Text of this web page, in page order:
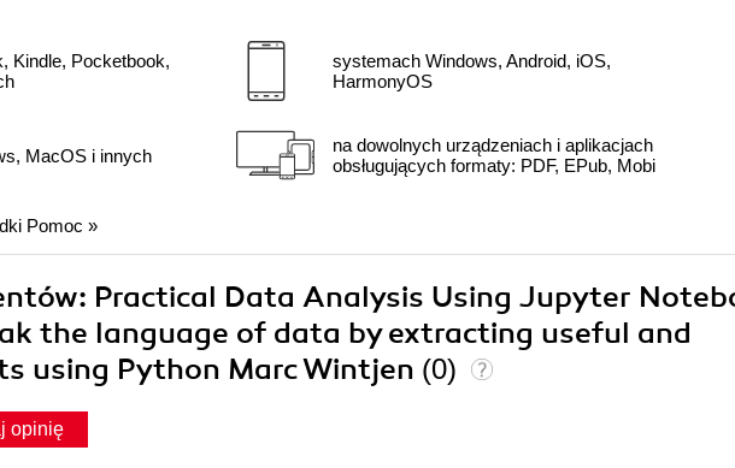
Kindle, Pocketbook,
MacOS i innych
systemach Windows, Android, iOS,
HarmonyOS
na dowolnych urządzeniach i aplikacjach
obsługujących formaty: PDF, EPub, Mobi
Pomoc »
Practical Data Analysis Using Jupyter
the language of data by extracting useful and
using Python Marc Wintjen (0)
opinię